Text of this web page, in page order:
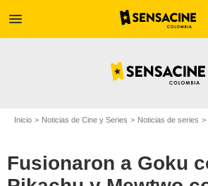
menu
Inicio Noticias de Cine y Series Noticias de series
Fusionaron a Goku